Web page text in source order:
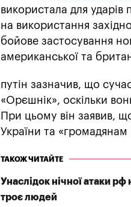
використала для ударів
на використання
бойове застосування
американської та
путін зазначив, що
«Орєшнік», оскільки
При цьому він заявив,
України та
ТАКОЖ ЧИТАЙТЕ
Унаслідок нічної атаки
троє людей